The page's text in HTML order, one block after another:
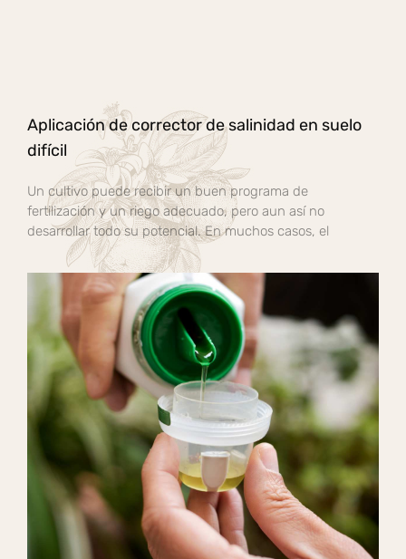
Aplicación de corrector de salinidad en suelo
difícil
Un cultivo puede recibir un buen programa de
fertilización y un riego adecuado, pero aun así no
desarrollar todo su potencial. En muchos casos, el